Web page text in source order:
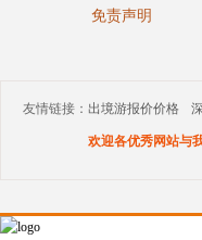
免责声明
友情链接： 出境游报价价格
欢迎各优秀网站与